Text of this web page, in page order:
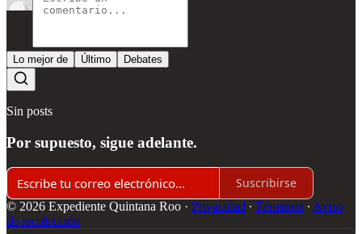
Lo mejor de Último Debates
Sin posts
Por supuesto, sigue adelante.
Suscribirse
© 2026 Expediente Quintana Roo · Privacidad ∙ Términos ∙ Aviso
de recolección